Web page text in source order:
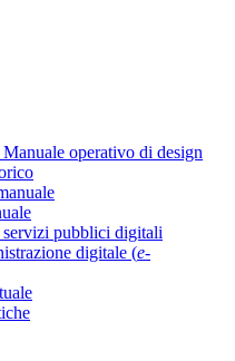
operativo di design
pubblici digitali
digitale (e-